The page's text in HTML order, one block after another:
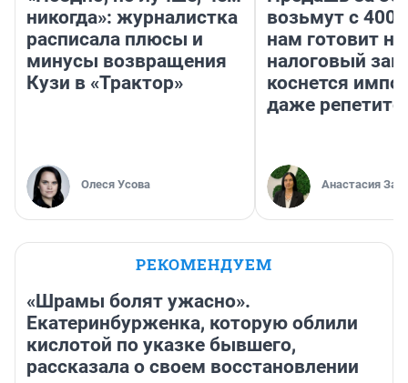
никогда»: журналистка
расписала плюсы и
минусы возвращения
Кузи в «Трактор»
Олеся Усова
возьмут с
нам готовит
налоговый
коснется
даже
Анастасия
РЕКОМЕНДУЕМ
«Шрамы болят ужасно».
Екатеринбурженка, которую облили
кислотой по указке бывшего,
рассказала о своем восстановлении